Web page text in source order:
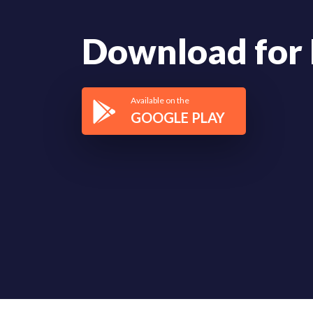
Download for
Available on the
GOOGLE PLAY